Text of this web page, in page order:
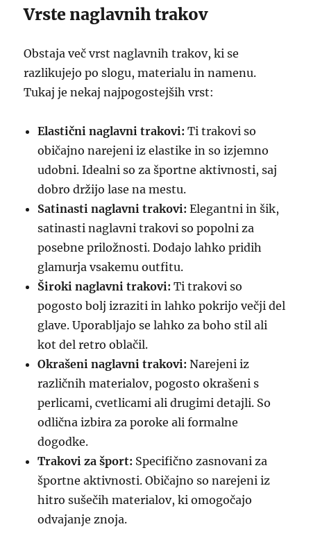
Vrste naglavnih trakov
Obstaja več vrst naglavnih trakov, ki se
razlikujejo po slogu, materialu in namenu.
Tukaj je nekaj najpogostejših vrst:
Elastični naglavni trakovi: Ti trakovi so
običajno narejeni iz elastike in so izjemno
udobni. Idealni so za športne aktivnosti, saj
dobro držijo lase na mestu.
Satinasti naglavni trakovi: Elegantni in šik,
satinasti naglavni trakovi so popolni za
posebne priložnosti. Dodajo lahko pridih
glamurja vsakemu outfitu.
Široki naglavni trakovi: Ti trakovi so
pogosto bolj izraziti in lahko pokrijo večji del
glave. Uporabljajo se lahko za boho stil ali
kot del retro oblačil.
Okrašeni naglavni trakovi: Narejeni iz
različnih materialov, pogosto okrašeni s
perlicami, cvetlicami ali drugimi detajli. So
odlična izbira za poroke ali formalne
dogodke.
Trakovi za šport: Specifično zasnovani za
športne aktivnosti. Običajno so narejeni iz
hitro sušečih materialov, ki omogočajo
odvajanje znoja.